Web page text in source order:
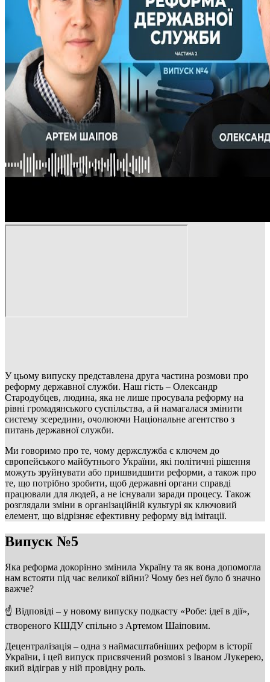
У цьому випуску представлена друга частина розмови про
реформу державної служби. Наш гість – Олександр
Стародубцев, людина, яка не лише просувала реформу на
рівні громадянського суспільства, а й намагалася змінити
систему зсередини, очолюючи Національне агентство з
питань державної служби.
Ми говоримо про те, чому держслужба є ключем до
європейського майбутнього України, які політичні рішення
можуть зруйнувати або пришвидшити реформи, а також про
те, що потрібно зробити, щоб державні органи справді
працювали для людей, а не існували заради процесу. Також
розглядали зміни в організаційній культурі як ключовий
елемент, що відрізняє ефективну реформу від імітації.
Випуск №5
Яка реформа докорінно змінила Україну та як вона допомогла
нам встояти під час великої війни? Чому без неї було б значно
важче?
☝️ Відповіді – у новому випуску подкасту «Робе: ідеї в дії»,
створеного КШДУ спільно з Артемом Шаіповим.
Децентралізація – одна з наймасштабніших реформ в історії
України, і цей випуск присвячений розмові з Іваном Лукерею,
який відіграв у ній провідну роль.